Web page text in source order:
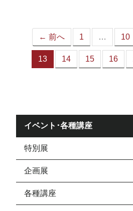
← 前へ 1 … 10
13
（こ
14 15 16
イベント･各種講座
特別展
企画展
各種講座